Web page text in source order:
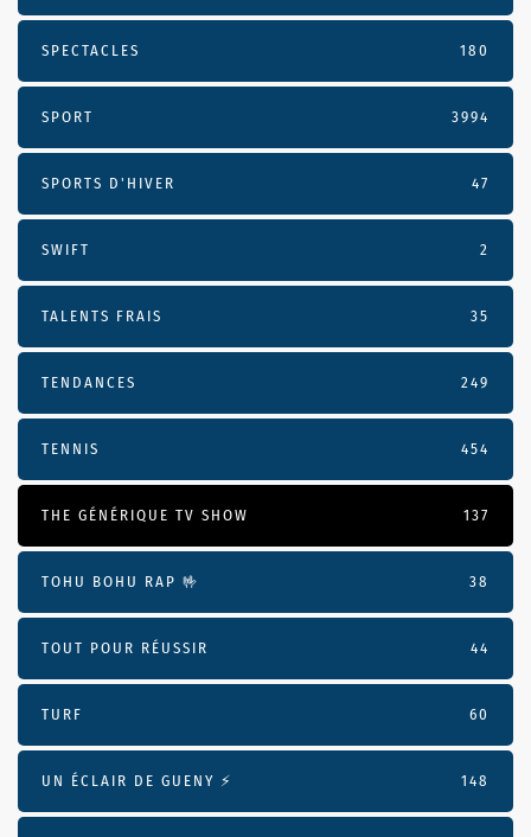
SPECTACLES 180
SPORT 3994
SPORTS D'HIVER 47
SWIFT 2
TALENTS FRAIS 35
TENDANCES 249
TENNIS 454
THE GÉNÉRIQUE TV SHOW 137
TOHU BOHU RAP 🤟 38
TOUT POUR RÉUSSIR 44
TURF 60
UN ÉCLAIR DE GUENY ⚡️ 148